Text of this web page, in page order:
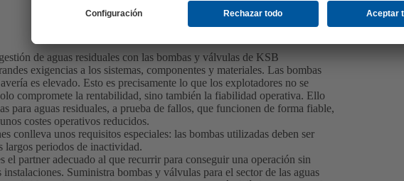
de aguas residuales con las bombas y válvulas de KSB
exigencias a los sistemas, componentes y materiales. Las bombas
es elevado. Esto es precisamente lo que los explotadores no se
compromete la rentabilidad, sino también la fiabilidad operativa. Ello
para aguas residuales, a prueba de fallos, que funcionen de forma fiable,
costes operativos reducidos.
conlleva unos requisitos especiales: las bombas utilizadas deben ser
largos periodos de inactividad.
partner adecuado al que recurrir para conseguir una operación sin
Suministra bombas y válvulas para el sector de las aguas